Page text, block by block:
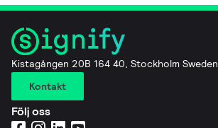
Kistagången 20B 164 40, Stockholm Sweden
Kontakt
Följ oss